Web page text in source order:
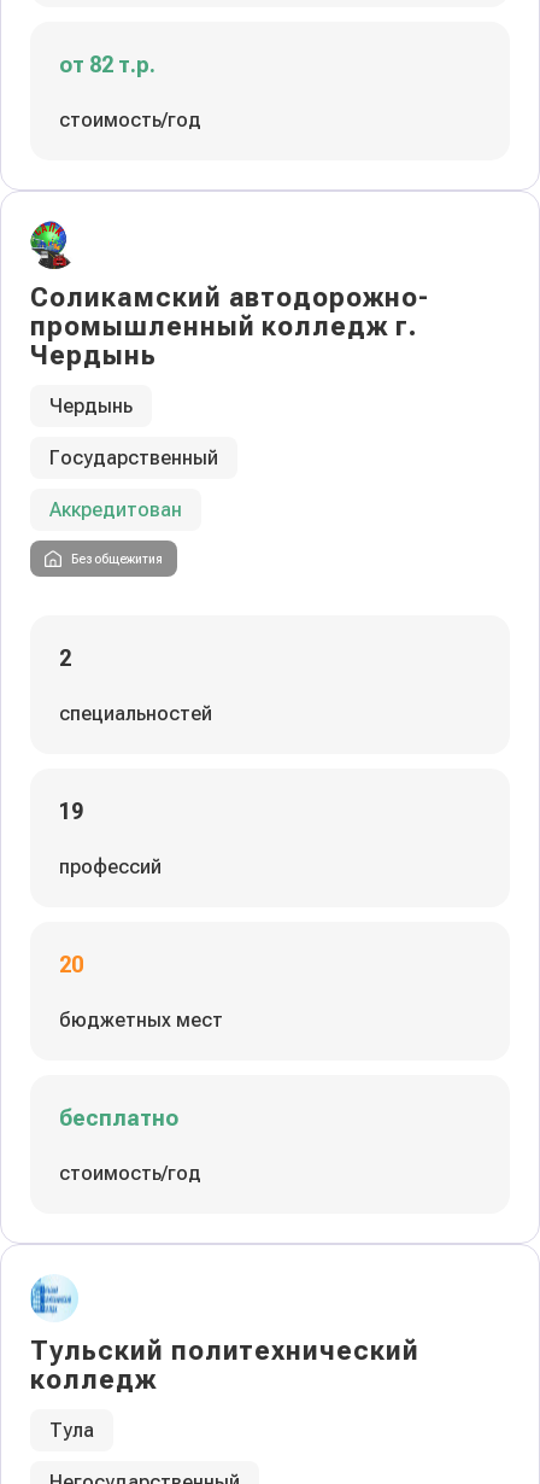
от 82 т.р.
стоимость/год
Соликамский автодорожно-
промышленный колледж г.
Чердынь
Чердынь
Государственный
Аккредитован
Без общежития
2
специальностей
19
профессий
20
бюджетных мест
бесплатно
стоимость/год
Тульский политехнический
колледж
Тула